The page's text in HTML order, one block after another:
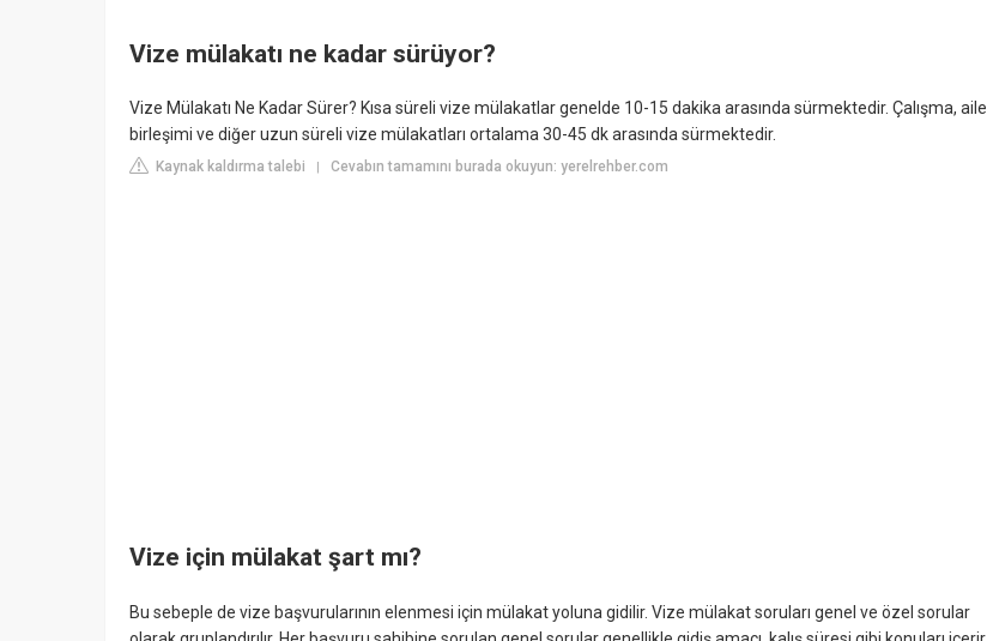
Vize mülakatı ne kadar sürüyor?
Vize Mülakatı Ne Kadar Sürer? Kısa süreli vize mülakatlar genelde 10-15 dakika arasında sürmektedir. Çalışma, aile
birleşimi ve diğer uzun süreli vize mülakatları ortalama 30-45 dk arasında sürmektedir.
Kaynak kaldırma talebi Cevabın tamamını burada okuyun: yerelrehber.com
Vize için mülakat şart mı?
Bu sebeple de vize başvurularının elenmesi için mülakat yoluna gidilir. Vize mülakat soruları genel ve özel sorular